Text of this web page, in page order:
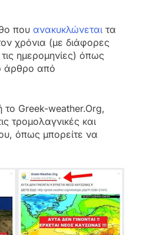
που ανακυκλώνεται τα
χρόνια (με διάφορες
ημερομηνίες) όπως
άρθρο από
το Greek-weather.Org,
τρομολαγνικές και
όπως μπορείτε να